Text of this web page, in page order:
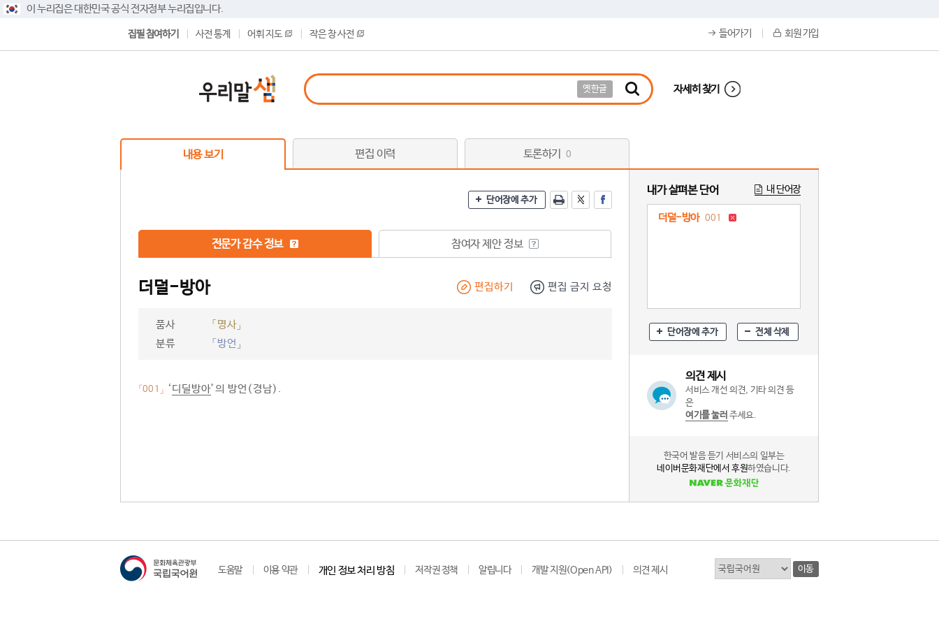
이 누리집은 대한민국 공식 전자정부 누리집입니다.
집필 참여하기 사전 통계 어휘 지도 작은 창 사전 들어가기 회원 가입
옛한글 자세히 찾기
내용 보기 편집 이력 토론하기 0
단어장에 추가
전문가 감수 정보 참여자 제안 정보
더덜-방아 편집하기 편집 금지 요청
품사
「명사」
분류
「방언」
「001」 ‘디딜방아’의 방언(경남).
내가 살펴본 단어 내 단어장
더덜-방아 001
단어장에 추가 전체 삭제
의견 제시
서비스 개선 의견, 기타 의견 등
은
여기를 눌러 주세요.
한국어 발음 듣기 서비스의 일부는
네이버문화재단에서 후원하였습니다.
도움말 이용 약관 개인 정보 처리 방침 저작권 정책 알립니다 개발 지원(Open API) 의견 제시 이동